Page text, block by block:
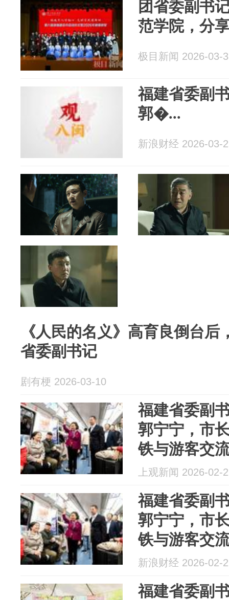
团省委副书
范学院，分
极目新闻 2026-03-
福建省委副
郭�...
新浪财经 2026-03-
《人民的名义》高育良倒台
省委副书记
剧有梗 2026-03-10
福建省委副
郭宁宁，市
铁与游客交
上观新闻 2026-02-
福建省委副
郭宁宁，市
铁与游客交
新浪财经 2026-02-
福建省委副